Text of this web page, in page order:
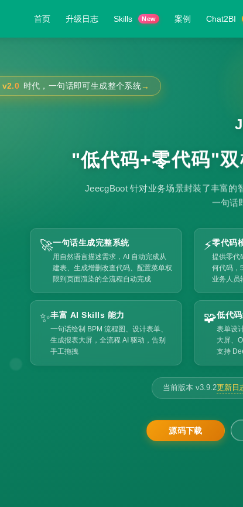
首页 升级日志 Skills New 案例 Chat2BI
v2.0 时代，一句话即可生成整个系统→
"低代码+零代码"双
JeecgBoot 针对业务场景封装了丰富的
一句话
🚀一句话生成完整系统
用自然语言描述需求，AI 自动完成从
建表、生成增删改查代码、配置菜单权
限到页面渲染的全流程自动完成
⚡零代码
提供零代
何代码，
业务人员
✨丰富 AI Skills 能力
一句话绘制 BPM 流程图、设计表单、
生成报表大屏，全流程 AI 驱动，告别
手工拖拽
🧩低代
表单设
大屏、
支持
当前版本 v3.9.2更新日
源码下载